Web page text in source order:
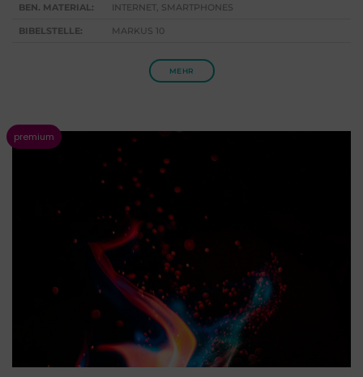
BEN. MATERIAL: INTERNET, SMARTPHONES
BIBELSTELLE: MARKUS 10
MEHR